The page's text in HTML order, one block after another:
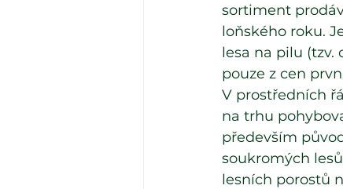
sortiment
loňského roku.
lesa na pilu
pouze z cen
V prostředních
na trhu
především
soukromých
lesních porostů